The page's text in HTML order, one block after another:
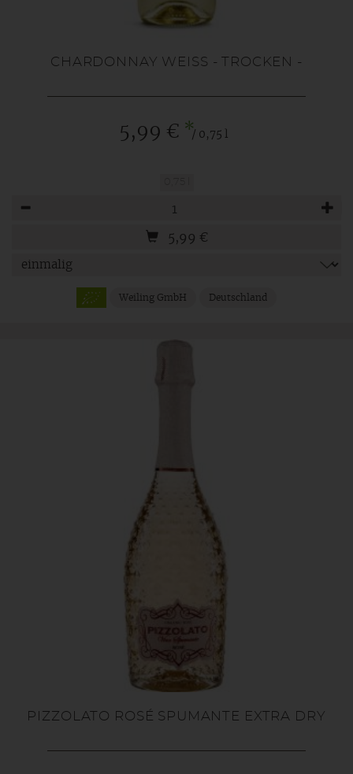
CHARDONNAY WEISS - TROCKEN -
5,99 € */ 0,75 l
5,99 €
Weiling GmbH Deutschland
PIZZOLATO ROSÉ SPUMANTE EXTRA DRY